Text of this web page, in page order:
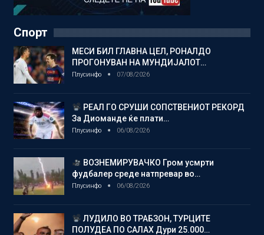
Спорт
МЕСИ БИЛ ГЛАВНА ЦЕЛ, РОНАЛДО
ПРОГОНУВАН НА МУНДИЈАЛОТ…
Плусинфо 07/08/2026
РЕАЛ ГО СРУШИ СОПСТВЕНИОТ РЕКОРД
За Диоманде ќе плати…
Плусинфо 06/08/2026
ВОЗНЕМИРУВАЧКО Гром усмрти
фудбалер среде натпревар во…
Плусинфо 06/08/2026
ЛУДИЛО ВО ТРАБЗОН, ТУРЦИТЕ
ПОЛУДЕА ПО САЛАХ Дури 25.000…